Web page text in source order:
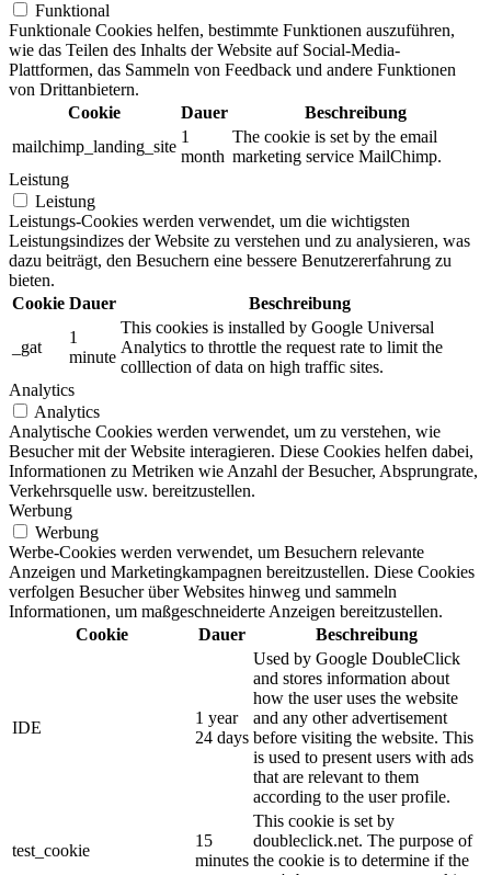
Funktional
Funktionale Cookies helfen, bestimmte Funktionen auszuführen,
wie das Teilen des Inhalts der Website auf Social-Media-
Plattformen, das Sammeln von Feedback und andere Funktionen
von Drittanbietern.
Cookie
Dauer
Beschreibung
mailchimp_landing_site
1
month
The cookie is set by the email
marketing service MailChimp.
Leistung
Leistung
Leistungs-Cookies werden verwendet, um die wichtigsten
Leistungsindizes der Website zu verstehen und zu analysieren, was
dazu beiträgt, den Besuchern eine bessere Benutzererfahrung zu
bieten.
Cookie Dauer Beschreibung
_gat
1
minute
This cookies is installed by Google Universal
Analytics to throttle the request rate to limit the
colllection of data on high traffic sites.
Analytics
Analytics
Analytische Cookies werden verwendet, um zu verstehen, wie
Besucher mit der Website interagieren. Diese Cookies helfen dabei,
Informationen zu Metriken wie Anzahl der Besucher, Absprungrate,
Verkehrsquelle usw. bereitzustellen.
Werbung
Werbung
Werbe-Cookies werden verwendet, um Besuchern relevante
Anzeigen und Marketingkampagnen bereitzustellen. Diese Cookies
verfolgen Besucher über Websites hinweg und sammeln
Informationen, um maßgeschneiderte Anzeigen bereitzustellen.
Cookie
Dauer Beschreibung
IDE
1 year
24 days
Used by Google DoubleClick
and stores information about
how the user uses the website
and any other advertisement
before visiting the website. This
is used to present users with ads
that are relevant to them
according to the user profile.
test_cookie
15
minutes
This cookie is set by
doubleclick.net. The purpose of
the cookie is to determine if the